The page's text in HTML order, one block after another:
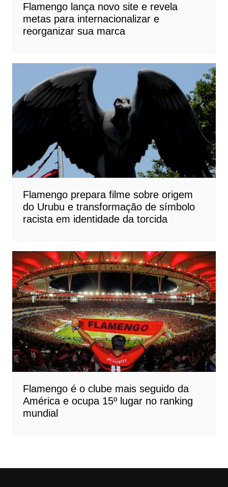
Flamengo lança novo site e revela
metas para internacionalizar e
reorganizar sua marca
Flamengo prepara filme sobre origem
do Urubu e transformação de símbolo
racista em identidade da torcida
Flamengo é o clube mais seguido da
América e ocupa 15º lugar no ranking
mundial